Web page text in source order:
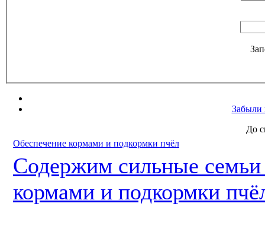
Забыли
До
Обеспечение кормами и подкормки пчёл
Содержим сильные
кормами и подкормки